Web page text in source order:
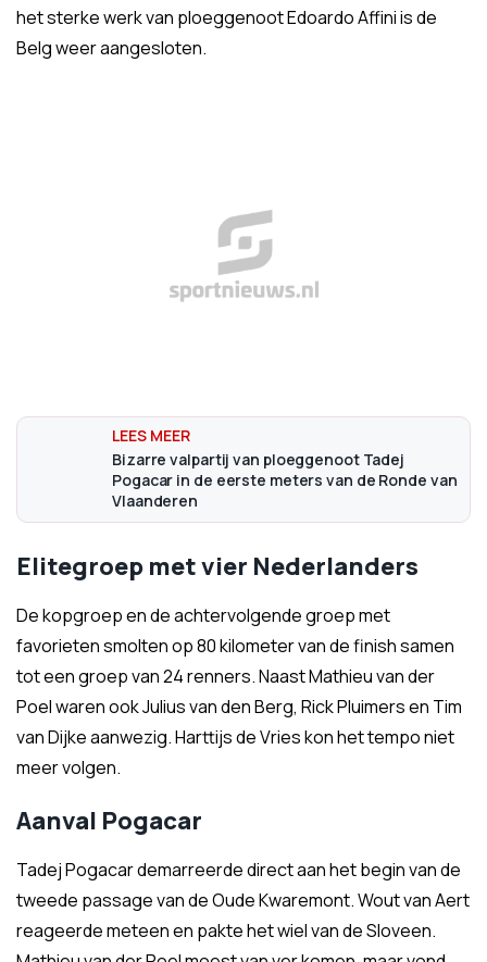
het sterke werk van ploeggenoot Edoardo Affini is de
Belg weer aangesloten.
Bizarre valpartij van ploeggenoot Tadej
Pogacar in de eerste meters van de Ronde van
Vlaanderen
Elitegroep met vier Nederlanders
De kopgroep en de achtervolgende groep met
favorieten smolten op 80 kilometer van de finish samen
tot een groep van 24 renners. Naast Mathieu van der
Poel waren ook Julius van den Berg, Rick Pluimers en Tim
van Dijke aanwezig. Harttijs de Vries kon het tempo niet
meer volgen.
Aanval Pogacar
Tadej Pogacar demarreerde direct aan het begin van de
tweede passage van de Oude Kwaremont. Wout van Aert
reageerde meteen en pakte het wiel van de Sloveen.